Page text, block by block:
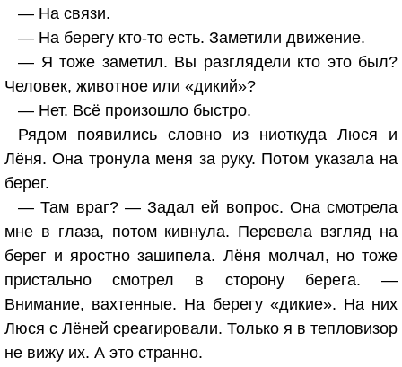
— На связи.
— На берегу кто-то есть. Заметили движение.
— Я тоже заметил. Вы разглядели кто это был?
Человек, животное или «дикий»?
— Нет. Всё произошло быстро.
Рядом появились словно из ниоткуда Люся и
Лёня. Она тронула меня за руку. Потом указала на
берег.
— Там враг? — Задал ей вопрос. Она смотрела
мне в глаза, потом кивнула. Перевела взгляд на
берег и яростно зашипела. Лёня молчал, но тоже
пристально смотрел в сторону берега. —
Внимание, вахтенные. На берегу «дикие». На них
Люся с Лёней среагировали. Только я в тепловизор
не вижу их. А это странно.